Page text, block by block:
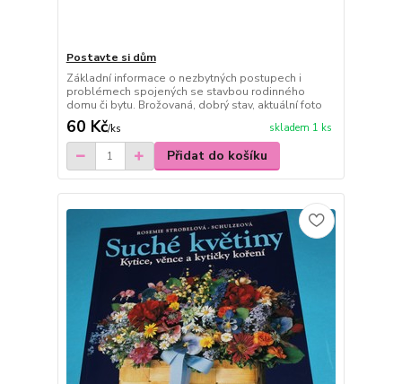
Postavte si dům
Základní informace o nezbytných postupech i
problémech spojených se stavbou rodinného
domu či bytu. Brožovaná, dobrý stav, aktuální foto
60 Kč/ks skladem 1 ks
Přidat do košíku